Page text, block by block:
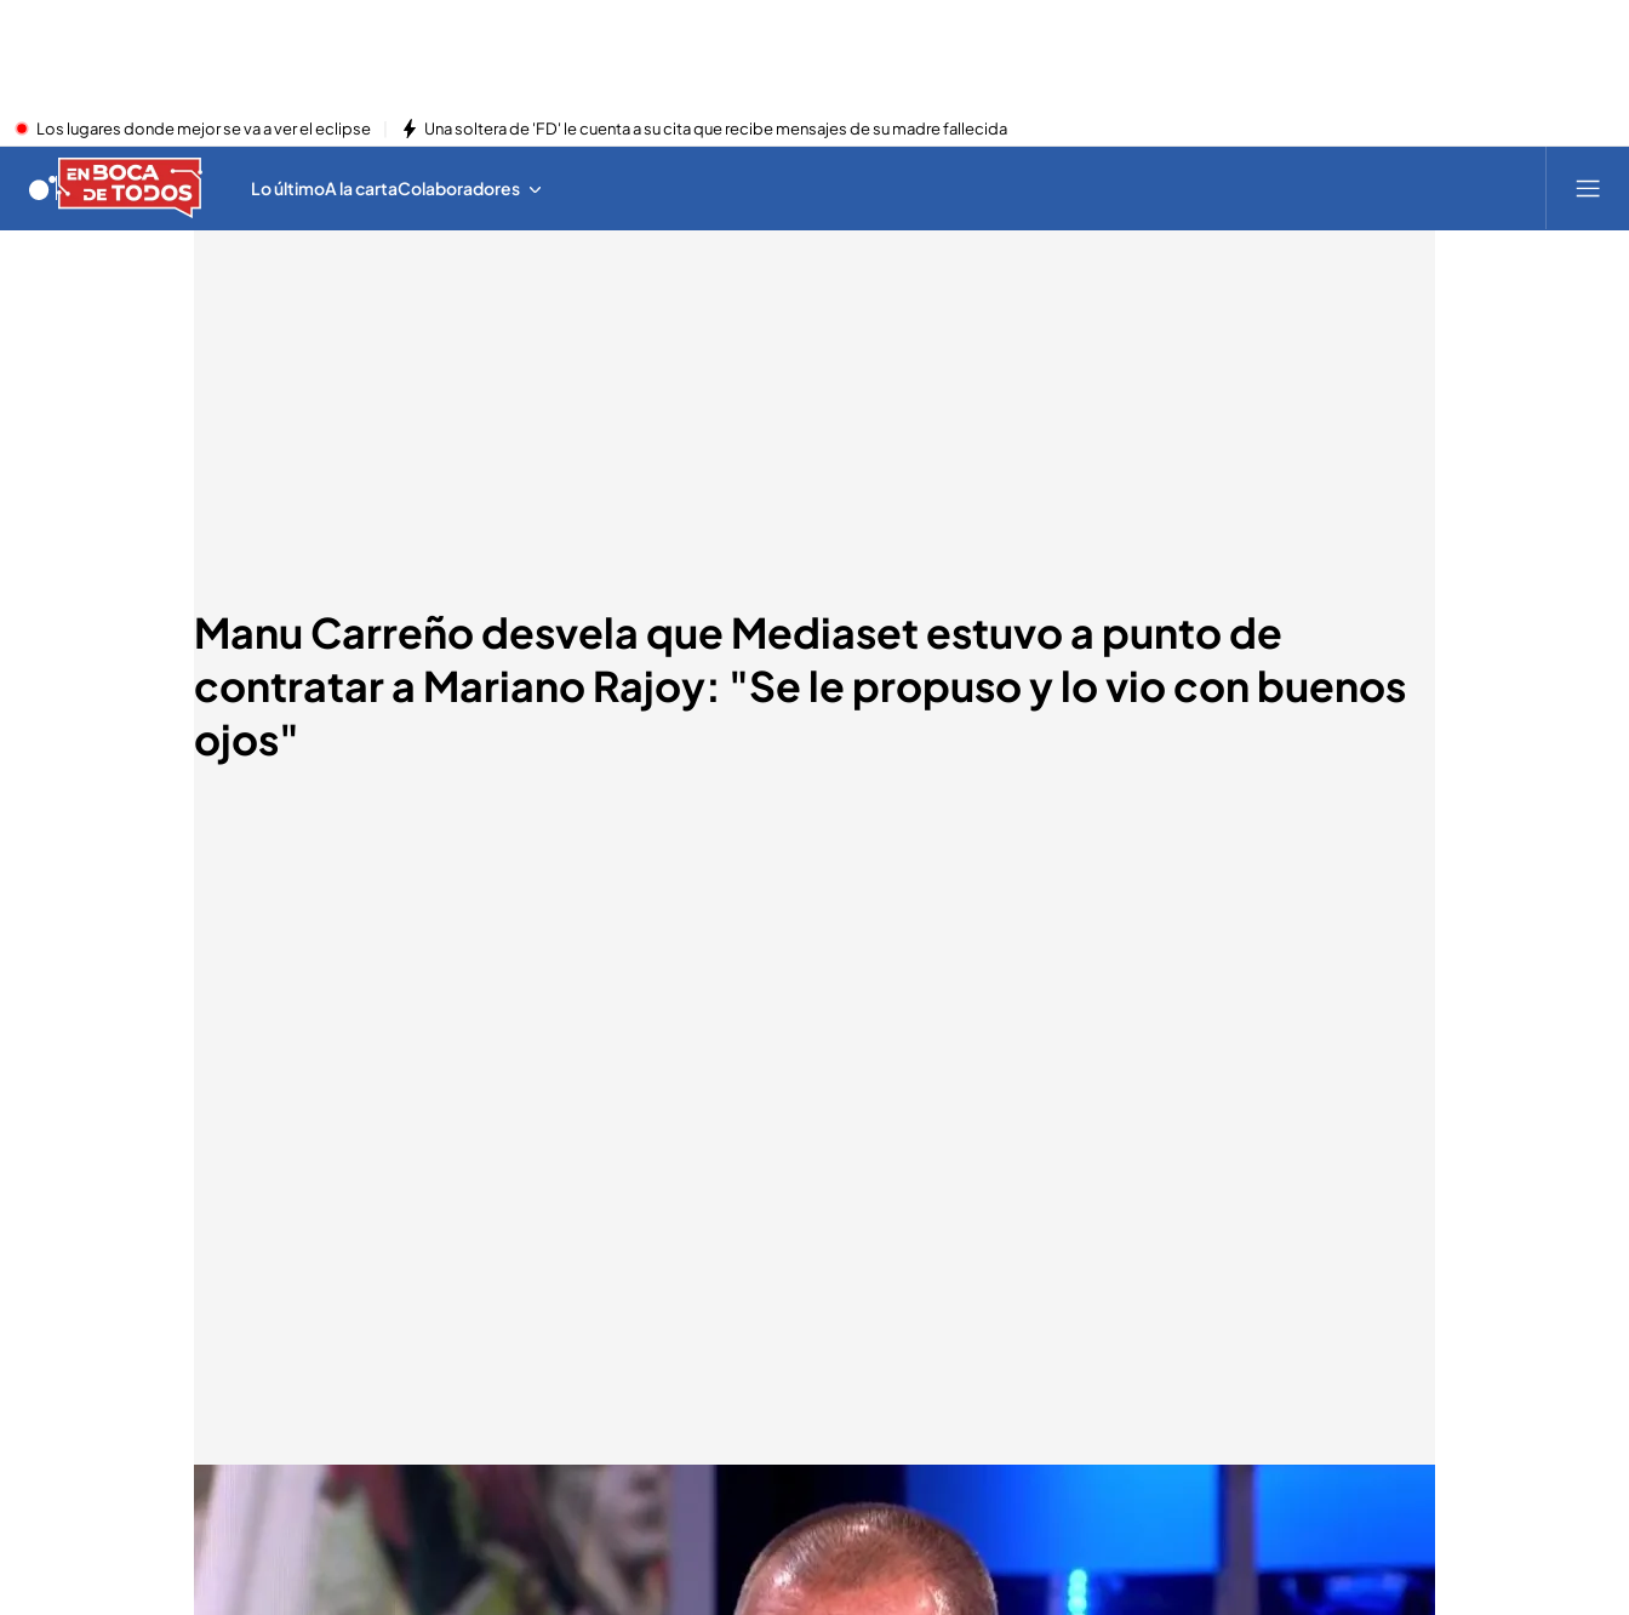
Los lugares donde mejor se va a ver el eclipse Una soltera de 'FD' le cuenta a su cita que recibe mensajes de su madre fallecida
Lo últimoA la cartaColaboradores
Manu Carreño desvela que Mediaset estuvo a punto de
contratar a Mariano Rajoy: "Se le propuso y lo vio con buenos
ojos"
Manu Carreño, presentador cuatro.com
En boca de todos
25 JUN 2024 - 13:17h.